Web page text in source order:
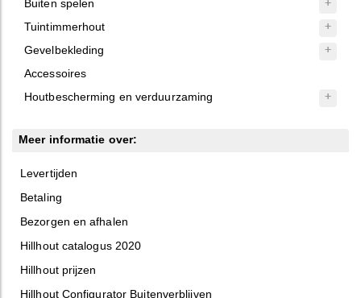
Buiten spelen
Tuintimmerhout
Gevelbekleding
Accessoires
Houtbescherming en verduurzaming
Meer informatie over:
Levertijden
Betaling
Bezorgen en afhalen
Hillhout catalogus 2020
Hillhout prijzen
Hillhout Configurator Buitenverblijven